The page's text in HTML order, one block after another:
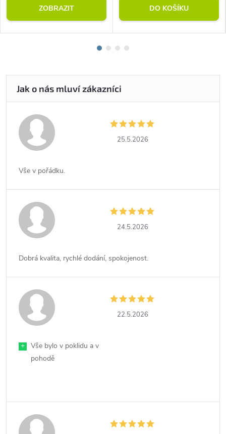
ZOBRAZIT DO KOŠÍKU
25.5.2026
Vše v pořádku.
24.5.2026
Dobrá kvalita, rychlé dodání, spokojenost.
22.5.2026
+
Vše bylo v poklidu a v
pohodě